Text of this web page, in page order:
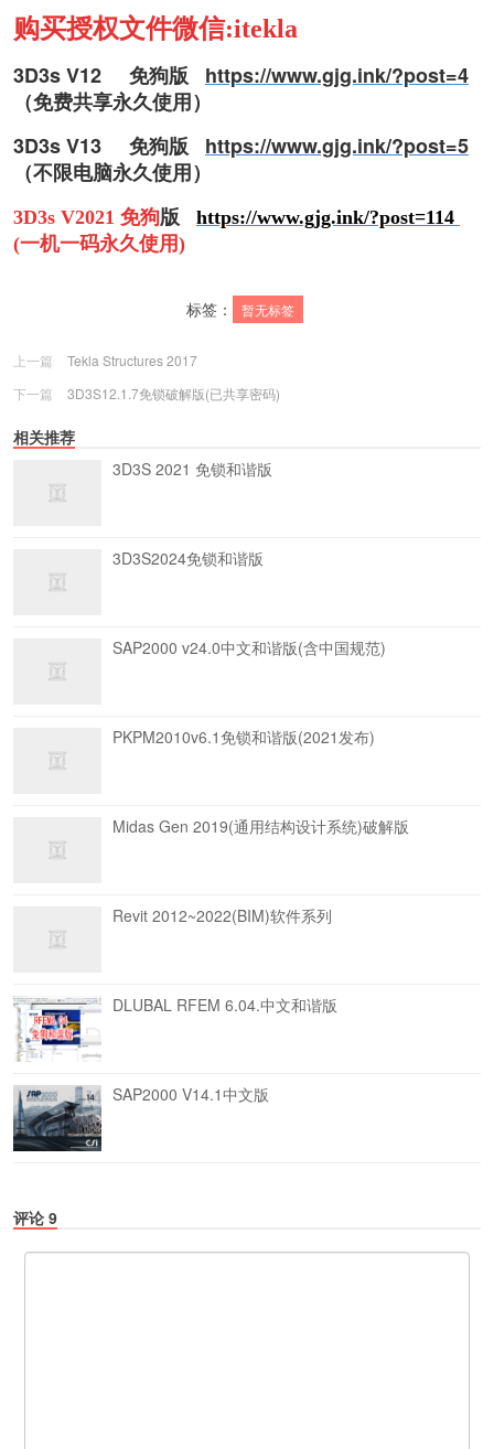
购买授权文件微信:itekla
3D3s V12 免狗版 https://www.gjg.ink/?post=4
（免费共享永久使用）
3D3s V13 免狗版
https://www.gjg.ink/?post=5
（不限电脑永久使用）
3D3s V2021 免狗版 https://www.gjg.ink/?post=114
(一机一码永久使用)
标签： 暂无标签
上一篇
Tekla Structures 2017
下一篇
3D3S12.1.7免锁破解版(已共享密码)
相关推荐
3D3S 2021 免锁和谐版
3D3S2024免锁和谐版
SAP2000 v24.0中文和谐版(含中国规范)
PKPM2010v6.1免锁和谐版(2021发布)
Midas Gen 2019(通用结构设计系统)破解版
Revit 2012~2022(BIM)软件系列
DLUBAL RFEM 6.04.中文和谐版
SAP2000 V14.1中文版
评论 9